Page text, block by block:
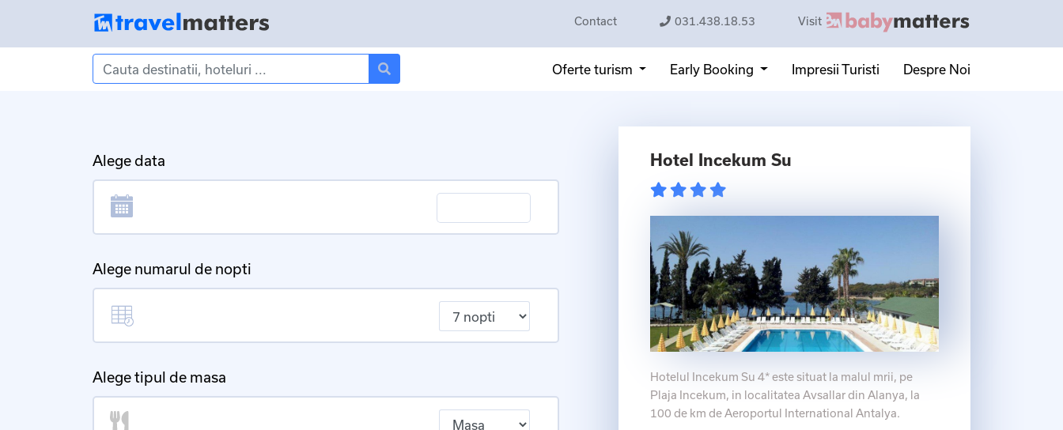
Contact 031.438.18.53 Visit
Oferte turism Early Booking Impresii Turisti Despre Noi
Alege data
Alege numarul de nopti
Alege tipul de masa
Hotel Incekum Su
Hotelul Incekum Su 4* este situat la malul mrii, pe
Plaja Incekum, in localitatea Avsallar din Alanya, la
100 de km de Aeroportul International Antalya.